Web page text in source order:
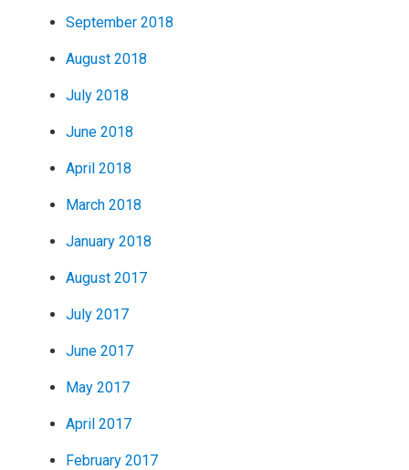
September 2018
August 2018
July 2018
June 2018
April 2018
March 2018
January 2018
August 2017
July 2017
June 2017
May 2017
April 2017
February 2017